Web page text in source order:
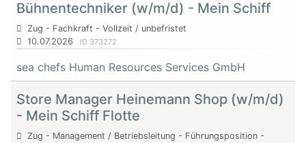
Bühnentechniker (w/m/d) - Mein Schiff
Zug - Fachkraft - Vollzeit / unbefristet
10.07.2026
ID 373272
sea chefs Human Resources Services GmbH
Store Manager Heinemann Shop (w/m/d)
- Mein Schiff Flotte
Zug - Management / Betriebsleitung - Führungsposition -